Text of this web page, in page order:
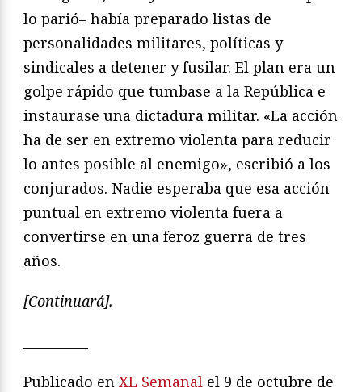
lo parió– había preparado listas de
personalidades militares, políticas y
sindicales a detener y fusilar. El plan era un
golpe rápido que tumbase a la República e
instaurase una dictadura militar. «La acción
ha de ser en extremo violenta para reducir
lo antes posible al enemigo», escribió a los
conjurados. Nadie esperaba que esa acción
puntual en extremo violenta fuera a
convertirse en una feroz guerra de tres
años.
[Continuará].
Publicado en XL Semanal el 9 de octubre de